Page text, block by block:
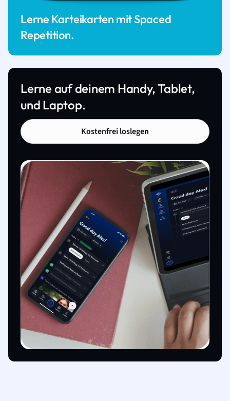
Lerne Karteikarten mit Spaced
Repetition.
Lerne auf deinem Handy, Tablet,
und Laptop.
Kostenfrei loslegen